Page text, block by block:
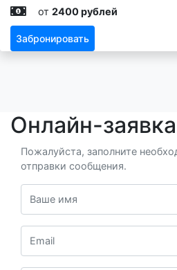
от 2400 рублей
Забронировать
Онлайн-
Пожалуйста, заполните
отправки сообщения.